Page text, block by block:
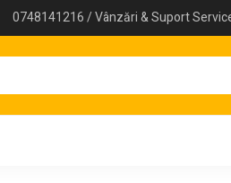
0748141216 / Vânzări & Suport